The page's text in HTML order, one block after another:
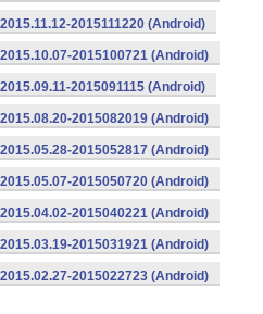
2015111220 (Android)
2015100721 (Android)
2015091115 (Android)
2015082019 (Android)
2015052817 (Android)
2015050720 (Android)
2015040221 (Android)
2015031921 (Android)
2015022723 (Android)